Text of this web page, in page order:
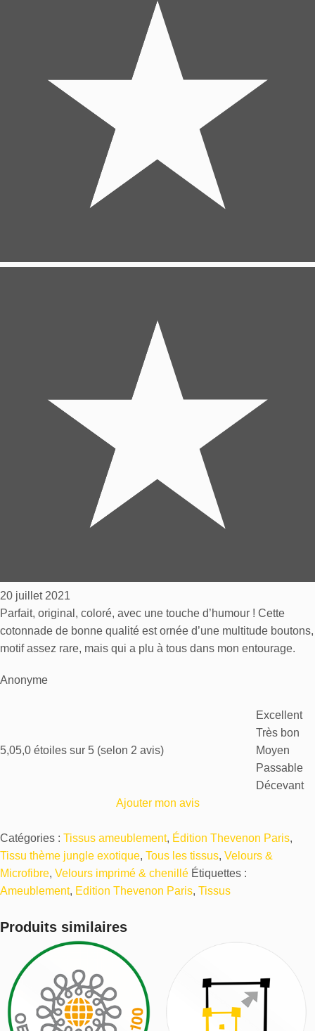
20 juillet 2021
Parfait, original, coloré, avec une touche d’humour ! Cette
cotonnade de bonne qualité est ornée d’une multitude boutons,
motif assez rare, mais qui a plu à tous dans mon entourage.
Anonyme
5,05,0 étoiles sur 5 (selon 2 avis)
Excellent
Très bon
Moyen
Passable
Décevant
Ajouter mon avis
Catégories : Tissus ameublement, Édition Thevenon Paris,
Tissu thème jungle exotique, Tous les tissus, Velours &
Microfibre, Velours imprimé & chenillé Étiquettes :
Ameublement, Edition Thevenon Paris, Tissus
Produits similaires